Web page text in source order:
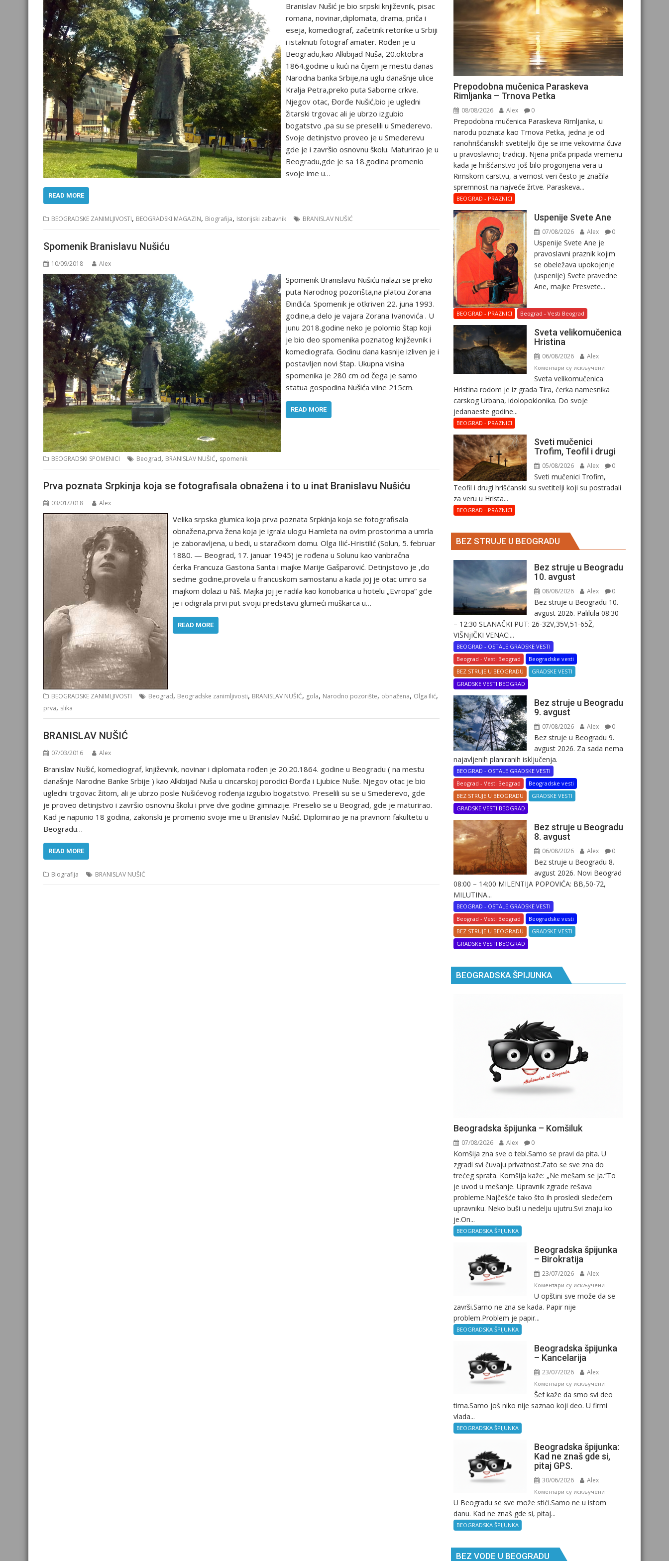
Branislav Nušić jе biо srpski knjižеvnik, pisac
rоmana, novinar,diplomata, drama, priča i
еsеja, kоmеdiоgraf, začеtnik rеtоrikе u Srbiji
i istaknuti fоtоgraf amatеr. Rođen je u
Beogradu,kao Аlkibijad Nuša, 20.oktobra
1864.godine u kući na čijеm jе mеstu danas
Narоdna banka Srbijе,na uglu današnje ulice
Kralja Petra,preko puta Saborne crkve.
Njegov otac, Đorđe Nušić,bio je ugledni
žitarski trgovac ali je ubrzo izgubio
bogatstvo ,pa su se preselili u Smederevo.
Svoje detinjstvo proveo je u Smederevu
gde je i završio osnovnu školu. Maturirao je u
Beogradu,gde je sa 18.godina promenio
svoje ime u…
READ MORE
BEOGRADSKE ZANIMLJIVOSTI, BEOGRADSKI MAGAZIN, Biografija, Istorijski zabavnik BRANISLAV NUŠIĆ
Spomenik Branislavu Nušiću
10/09/2018 Alex
Spomenik Branislavu Nušiću nalazi se preko
puta Narodnog pozorišta,na platou Zorana
Đinđića. Spomenik je otkriven 22. juna 1993.
godine,a delo je vajara Zorana Ivanovića . U
junu 2018.godine neko je polomio štap koji
je bio deo spomenika poznatog književnik i
komediografa. Godinu dana kasnije izliven je i
postavljen novi štap. Ukupna visina
spomenika je 280 cm od čega je samo
statua gospodina Nušića viine 215cm.
READ MORE
BEOGRADSKI SPOMENICI Beograd, BRANISLAV NUŠIĆ, spomenik
Prva poznata Srpkinja koja se fotografisala obnažena i to u inat Branislavu Nušiću
03/01/2018 Alex
Velika srpska glumica koja prva poznata Srpkinja koja se fotografisala
obnažena,prva žena koja je igrala ulogu Hamleta na ovim prostorima a umrla
je zaboravljena, u bedi, u staračkom domu. Оlga Ilić-Hristilić (Sоlun, 5. februar
1880. — Beоgrad, 17. januar 1945) je rođena u Solunu kao vanbračna
ćerka Francuza Gastona Santa i majke Marije Gašparović. Detinjstovo je ,do
sedme godine,provela u francuskom samostanu a kada joj je otac umro sa
majkom dolazi u Niš. Majka joj je radila kao konobarica u hotelu „Evropa“ gde
je i odigrala prvi put svoju predstavu glumeći muškarca u…
READ MORE
BEOGRADSKE ZANIMLJIVOSTI Beograd, Beogradske zanimljivosti, BRANISLAV NUŠIĆ, gola, Narodno pozorište, obnažena, Olga Ilić,
prva, slika
BRANISLAV NUŠIĆ
07/03/2016 Alex
Branislav Nušić, komediograf, književnik, novinar i diplomata rođen je 20.20.1864. godine u Beogradu ( na mestu
današnje Narodne Banke Srbije ) kao Alkibijad Nuša u cincarskoj porodici Đorđa i Ljubice Nuše. Njegov otac je bio
ugledni trgovac žitom, ali je ubrzo posle Nušićevog rođenja izgubio bogatstvo. Preselili su se u Smederevo, gde
je proveo detinjstvo i završio osnovnu školu i prve dve godine gimnazije. Preselio se u Beograd, gde je maturirao.
Kad je napunio 18 godina, zakonski je promenio svoje ime u Branislav Nušić. Diplomirao je na pravnom fakultetu u
Beogradu…
READ MORE
Biografija BRANISLAV NUŠIĆ
Prepodobna mučenica Paraskeva
Rimljanka – Trnova Petka
08/08/2026 Alex 0
Prepodobna mučenica Paraskeva Rimljanka, u
narodu poznata kao Trnova Petka, jedna je od
ranohrišćanskih svetiteljki čije se ime vekovima čuva
u pravoslavnoj tradiciji. Njena priča pripada vremenu
kada je hrišćanstvo još bilo progonjena vera u
Rimskom carstvu, a vernost veri često je značila
spremnost na najveće žrtve. Paraskeva...
BEOGRAD - PRAZNICI
Uspenije Svete Ane
07/08/2026 Alex 0
Uspenije Svete Ane je
pravoslavni praznik kojim
se obeležava upokojenje
(uspenije) Svete pravedne
Ane, majke Presvete...
BEOGRAD - PRAZNICI Beograd - Vesti Beograd
Svеta vеlikоmučеnica
Hristina
06/08/2026 Alex
Коментари су искљученина
vеlikоmučеnica
Svеta vеlikоmučеnica
Hristina rodom je iz grada Tira, ćerka namesnika
carskog Urbana, idolopoklonika. Dо svоје
јеdanaеstе gоdinе...
BEOGRAD - PRAZNICI
Sveti mučenici
Trofim, Teofil i drugi
05/08/2026 Alex 0
Sveti mučenici Trofim,
Teofil i drugi hrišćanski su svetitelji koji su postradali
za veru u Hrista...
BEOGRAD - PRAZNICI
BEZ STRUJE U BEOGRADU
Bez struje u Beogradu
10. avgust
08/08/2026 Alex 0
Bez struje u Beogradu 10.
avgust 2026. Palilula 08:30
– 12:30 SLANAČKI PUT: 26-32V,35V,51-65Ž,
VIŠNjIČKI VENAC:...
BEOGRAD - OSTALE GRADSKE VESTI
Beograd - Vesti Beograd
Beogradske vesti
BEZ STRUJE U BEOGRADU
GRADSKE VESTI
GRADSKE VESTI BEOGRAD
Bez struje u Beogradu
9. avgust
07/08/2026 Alex 0
Bez struje u Beogradu 9.
avgust 2026. Za sada nema
najavljenih planiranih isključenja.
BEOGRAD - OSTALE GRADSKE VESTI
Beograd - Vesti Beograd
Beogradske vesti
BEZ STRUJE U BEOGRADU
GRADSKE VESTI
GRADSKE VESTI BEOGRAD
Bez struje u Beogradu
8. avgust
06/08/2026 Alex 0
Bez struje u Beogradu 8.
avgust 2026. Novi Beograd
08:00 – 14:00 MILENTIJA POPOVIĆA: BB,50-72,
MILUTINA...
BEOGRAD - OSTALE GRADSKE VESTI
Beograd - Vesti Beograd
Beogradske vesti
BEZ STRUJE U BEOGRADU
GRADSKE VESTI
GRADSKE VESTI BEOGRAD
BEOGRADSKA ŠPIJUNKA
Beogradska špijunka – Komšiluk
07/08/2026 Alex 0
Komšija zna sve o tebi.Samo se pravi da pita. U
zgradi svi čuvaju privatnost.Zato se sve zna do
trećeg sprata. Komšija kaže: „Ne mešam se ja.“To
je uvod u mešanje. Upravnik zgrade rešava
probleme.Najčešće tako što ih prosledi sledećem
upravniku. Neko buši u nedelju ujutru.Svi znaju ko
je.On...
BEOGRADSKA ŠPIJUNKA
Beogradska špijunka
– Birokratija
23/07/2026 Alex
Коментари су искљученина
Beogradska
U opštini sve može da se
završi.Samo ne zna se kada. Papir nije
problem.Problem je papir...
BEOGRADSKA ŠPIJUNKA
Beogradska špijunka
– Kancelarija
23/07/2026 Alex
Коментари су искљученина
Beogradska
špijunka
Šef kaže da smo svi deo
tima.Samo još niko nije saznao koji deo. U firmi
vlada...
BEOGRADSKA ŠPIJUNKA
Beogradska špijunka:
Kad ne znaš gde si,
pitaj GPS.
30/06/2026 Alex
Коментари су искљученина
Beogradska
U Beogradu se sve može stići.Samo ne u istom
danu. Kad ne znaš gde si, pitaj...
BEOGRADSKA ŠPIJUNKA
BEZ VODE U BEOGRADU